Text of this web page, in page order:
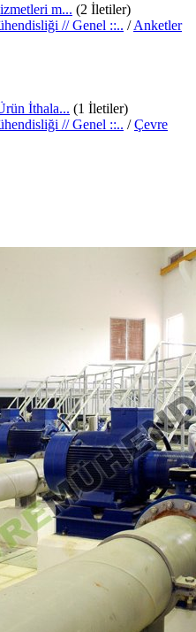
m... (2 İletiler)
// Genel ::.. /Anketler
İthala... (1 İletiler)
// Genel ::.. /Çevre